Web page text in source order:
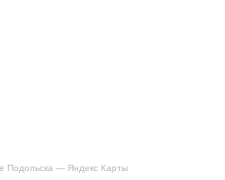
Подольска — Яндекс Карты